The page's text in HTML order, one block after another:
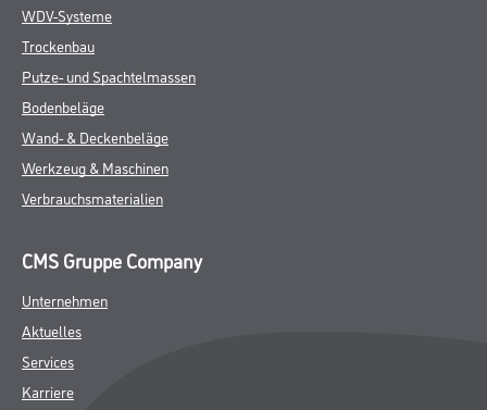
WDV-Systeme
Trockenbau
Putze- und Spachtelmassen
Bodenbeläge
Wand- & Deckenbeläge
Werkzeug & Maschinen
Verbrauchsmaterialien
CMS Gruppe Company
Unternehmen
Aktuelles
Services
Karriere